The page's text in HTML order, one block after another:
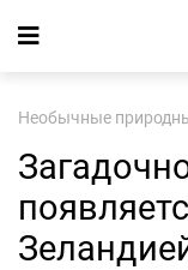
Необычные